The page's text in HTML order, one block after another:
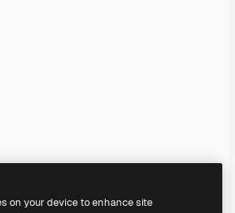
Premium
Premium
on your device to enhance site